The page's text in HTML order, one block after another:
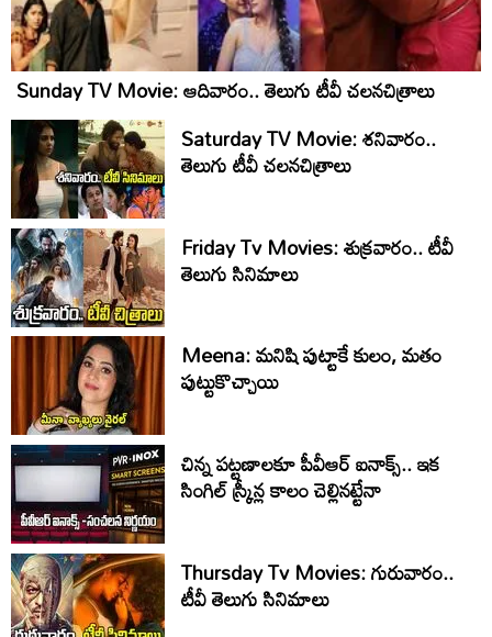
Sunday TV Movie: ఆదివారం.. తెలుగు టీవీ చ‌ల‌న‌చిత్రాలు
Saturday TV Movie: శ‌నివారం..
తెలుగు టీవీ చ‌ల‌న‌చిత్రాలు
Friday Tv Movies: శుక్ర‌వారం.. టీవీ
తెలుగు సినిమాలు
Meena: మనిషి పుట్టాకే కులం, మతం
పుట్టుకొచ్చాయి
చిన్న పట్టణాలకూ పీవీఆర్ ఐనాక్స్.. ఇక
సింగిల్ స్క్రీన్ల కాలం చెల్లినట్టేనా
Thursday Tv Movies: గురువారం..
టీవీ తెలుగు సినిమాలు